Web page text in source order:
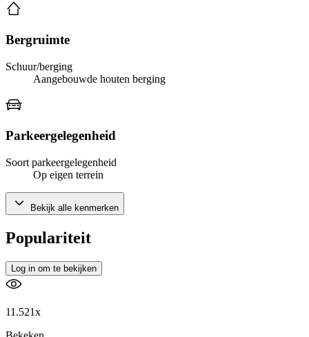
Bergruimte
Schuur/berging
Aangebouwde houten berging
Parkeergelegenheid
Soort parkeergelegenheid
Op eigen terrein
Bekijk alle kenmerken
Populariteit
Log in om te bekijken
11.521x